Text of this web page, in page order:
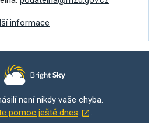
informace
není nikdy vaše chyba.
pomoc ještě dnes